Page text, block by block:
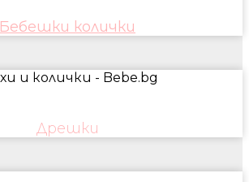
Бебешки колички
Дрешки